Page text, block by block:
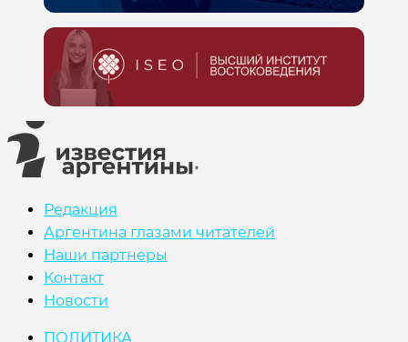
Редакция
Аргентина глазами читателей
Наши партнеры
Контакт
Новости
ПОЛИТИКА